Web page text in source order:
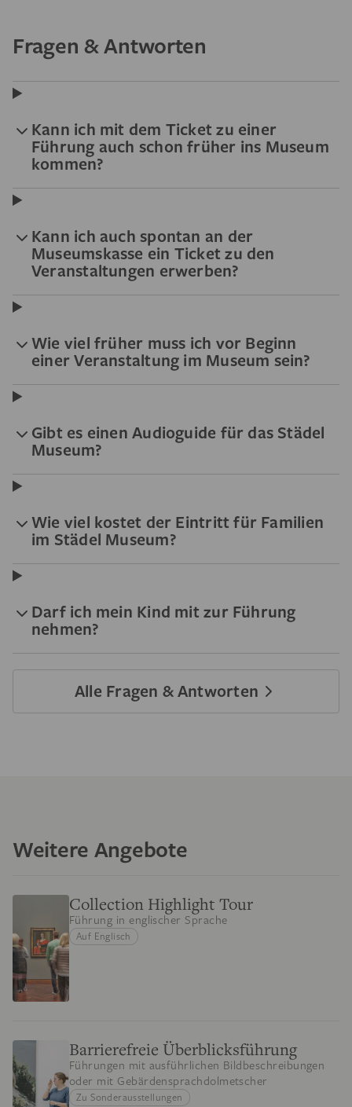
Fragen & Antworten
Kann ich mit dem Ticket zu einer
Führung auch schon früher ins Museum
kommen?
Kann ich auch spontan an der
Museumskasse ein Ticket zu den
Veranstaltungen erwerben?
Wie viel früher muss ich vor Beginn
einer Veranstaltung im Museum sein?
Gibt es einen Audioguide für das Städel
Museum?
Wie viel kostet der Eintritt für Familien
im Städel Museum?
Darf ich mein Kind mit zur Führung
nehmen?
Alle Fragen & Antworten
Weitere Angebote
Collection Highlight Tour
Führung in englischer Sprache
Auf Englisch
Barrierefreie Überblicksführung
Führungen mit ausführlichen Bildbeschreibungen
oder mit Gebärdensprachdolmetscher
Zu Sonderausstellungen